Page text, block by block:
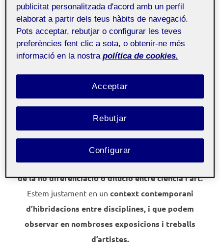
Des de l’inici de la PAC1 ia escala individualem
sorgeixla preocupació de les
transdisciplinarietats,que personalment tant
m’apassionen, però quesovint porten acrear-me un
treball interior unamica recelós en l’àmbit de la
professionalització de l’art i l’intrusisme d’altres
matèries.
Aquesta perspectiva personal és compartidaper
Aïda Navarro també per Gerard Vilar,
una perspectiva grupal davant de la preocupació
de la no diferenciació o dilució entre ciència i art.
Estem justament en un context contemporani
d’hibridacions entre disciplines, i que podem
observar en nombroses exposicions i treballs
d’artistes.
publicitat personalitzada d'acord amb un perfil
elaborat a partir dels teus hàbits de navegació.
Pots acceptar, rebutjar o configurar les teves
preferències fent clic a sota, o obtenir-ne més
informació en la nostra política de cookies.
Rebutjar
Acceptar
Configurar